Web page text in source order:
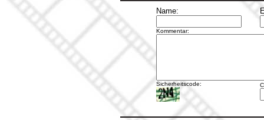
Name:
Kommentar:
Sicherheitscode: